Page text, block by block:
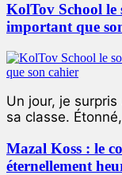
KolTov School le
important que
Un jour, je
sa classe.
Mazal Koss : le
éternellement